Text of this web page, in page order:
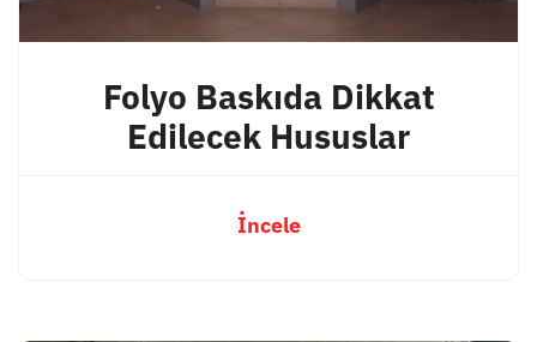
Folyo Baskıda Dikkat
Edilecek Hususlar
İncele